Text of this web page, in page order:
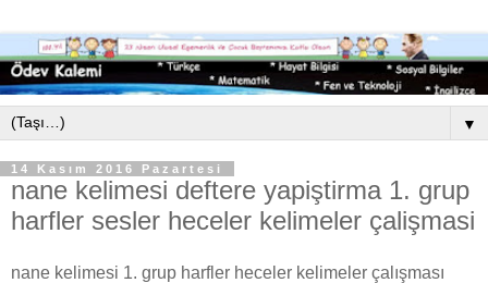
▼
14 Kasım 2016 Pazartesi
nane kelimesi deftere yapiştirma 1. grup
harfler sesler heceler kelimeler çalişmasi
nane kelimesi 1. grup harfler heceler kelimeler çalışması